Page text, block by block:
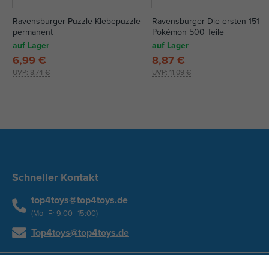
Ravensburger Puzzle Klebepuzzle
permanent
auf Lager
UVP: 8,74 €
6,99 €
Ravensburger Die ersten 151
Pokémon 500 Teile
auf Lager
UVP: 11,09 €
8,87 €
Schneller Kontakt
top4toys@top4toys.de
(Mo–Fr 9:00–15:00)
Top4toys@top4toys.de